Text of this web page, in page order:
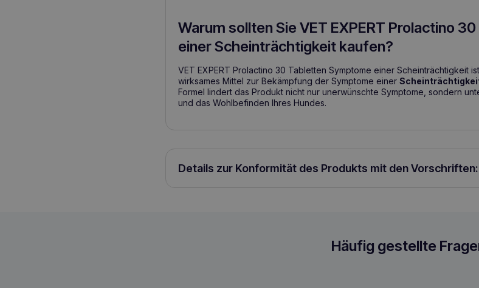
Warum sollten Sie VET EXPERT Prolactino
einer Scheinträchtigkeit kaufen?
VET EXPERT Prolactino 30 Tabletten Symptome einer Scheinträchtigkeit
wirksames Mittel zur Bekämpfung der Symptome einer
Formel lindert das Produkt nicht nur unerwünschte Symptome, sondern
und das Wohlbefinden Ihres Hundes.
Details zur Konformität des Produkts mit den
VET EXPERT Prolactino 30 Tabletten Symptome einer eingebildeten
Häufig gestellte